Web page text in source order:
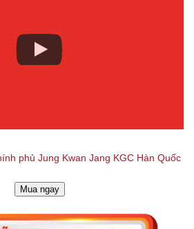
phủ Jung Kwan Jang KGC Hàn Quốc
Mua ngay